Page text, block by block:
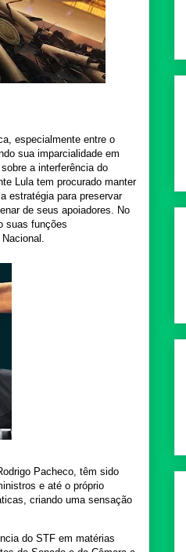
especialmente entre o
sua imparcialidade em
a interferência do
Lula tem procurado manter
estratégia para preservar
de seus apoiadores. No
suas funções
Pacheco, têm sido
e até o próprio
criando uma sensação
do STF em matérias